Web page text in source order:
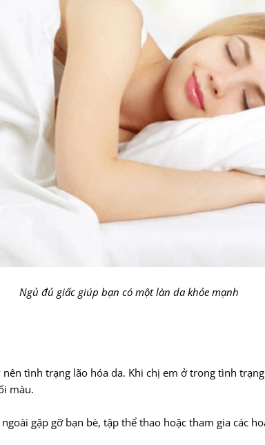
Ngủ đủ giấc giúp bạn có một làn da khỏe mạnh
tình trạng lão hóa da. Khi chị em ở trong tình
màu.
gặp gỡ bạn bè, tập thể thao hoặc tham gia các